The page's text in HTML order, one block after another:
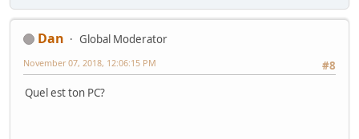
Dan
Global Moderator
#8
November 07, 2018, 12:06:15 PM
Quel est ton PC?